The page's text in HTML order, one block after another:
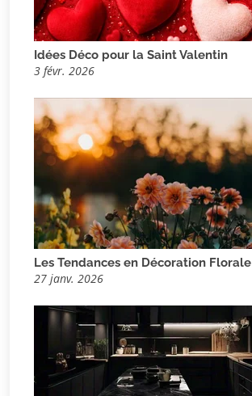
Idées Déco pour la Saint Valentin
3 févr. 2026
Les Tendances en Décoration Florale
27 janv. 2026